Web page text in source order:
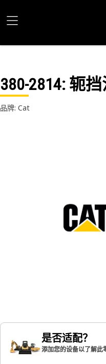
380-2814: 轭
品牌: Cat
是否适配？
添加您的设备以了解此